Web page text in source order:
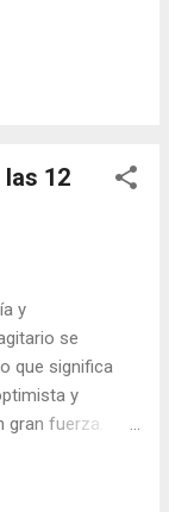
correlación con
12
y
se
que significa
y
gran fuerza.